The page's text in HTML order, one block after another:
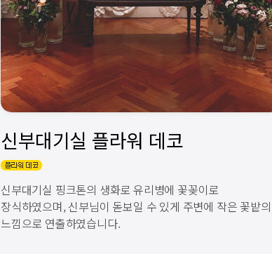
신부대기실 핑크톤의 생화로 유리병에 꽃꽂이로
장식하였으며, 신부님이 돋보일 수 있게 주변에 작은 꽃밭의
느낌으로 연출하였습니다.